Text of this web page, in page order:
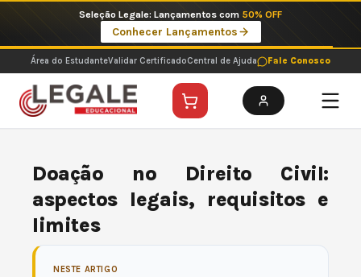
o
conteúdo
Imperdíveis no Pix: Pós Selecionadas a 199 reais no pix em parcela única
Ver ofertas
Área do EstudanteValidar CertificadoCentral de Ajuda Fale Conosco
Doação no Direito Civil:
aspectos legais, requisitos e
limites
NESTE ARTIGO